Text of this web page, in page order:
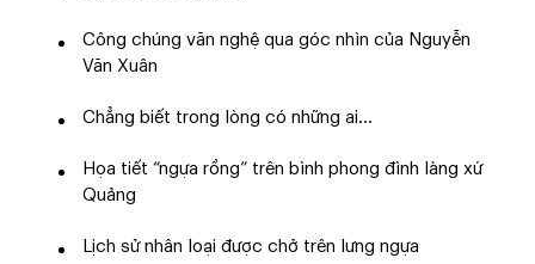
Công chúng văn nghệ qua góc nhìn của Nguyễn
Văn Xuân
Chẳng biết trong lòng có những ai...
Họa tiết “ngựa rồng” trên bình phong đình làng xứ
Quảng
Lịch sử nhân loại được chở trên lưng ngựa